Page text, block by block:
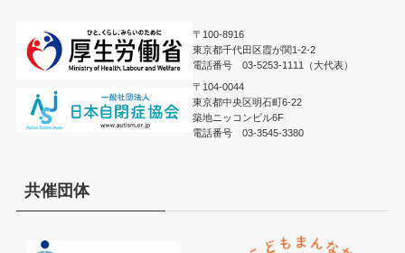
〒100-8916
東京都千代田区霞が関1-2-2
電話番号 03-5253-1111（大代表）
〒104-0044
東京都中央区明石町6-22
築地ニッコンビル6F
電話番号 03-3545-3380
共催団体